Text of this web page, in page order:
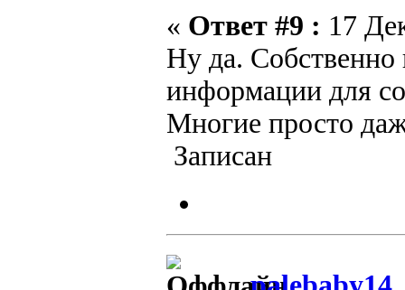
« Ответ #9 : 17
Ну да. Собственно
информации для
Многие просто
Записан